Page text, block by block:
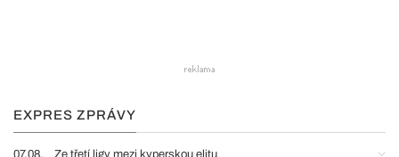
EXPRES ZPRÁVY
07.08. Ze třetí ligy mezi kyperskou elitu